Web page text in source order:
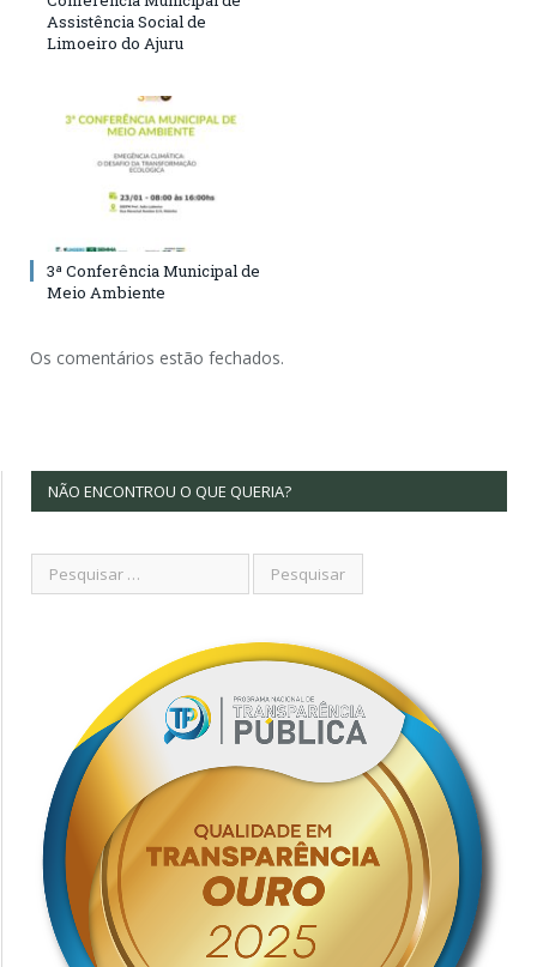
Assistência Social de
Limoeiro do Ajuru
3ª Conferência Municipal de
Meio Ambiente
Os comentários estão fechados.
NÃO ENCONTROU O QUE QUERIA?